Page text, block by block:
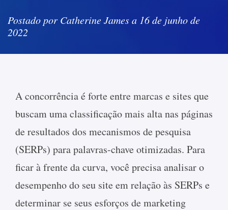
Postado por Catherine James a 16 de junho de
2022
A concorrência é forte entre marcas e sites que
buscam uma classificação mais alta nas páginas
de resultados dos mecanismos de pesquisa
(SERPs) para palavras-chave otimizadas. Para
ficar à frente da curva, você precisa analisar o
desempenho do seu site em relação às SERPs e
determinar se seus esforços de marketing